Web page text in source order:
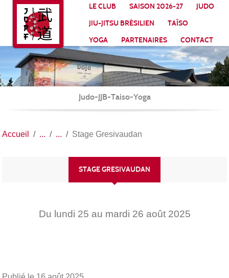
LE CLUB SAISON 2026-27
JUDO
JIU-JITSU BRÉSILIEN
TAÏSO
YOGA
PARTENAIRES CONTACT
Judo-JJB-Taiso-Yoga
Accueil Stage Gresivaudan
STAGE GRESIVAUDAN
Du lundi 25 au mardi 26 août 2025
Panneau de gestion des cookies